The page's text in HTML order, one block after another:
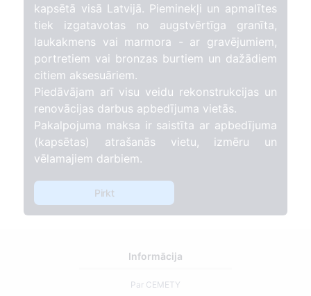
kapsētā visā Latvijā. Pieminekļi un apmalītes
tiek izgatavotas no augstvērtīga granīta,
laukakmens vai marmora - ar gravējumiem,
portretiem vai bronzas burtiem un dažādiem
citiem aksesuāriem.
Piedāvājam arī visu veidu rekonstrukcijas un
renovācijas darbus apbedījuma vietās.
Pakalpojuma maksa ir saistīta ar apbedījuma
(kapsētas) atrašanās vietu, izmēru un
vēlamajiem darbiem.
Pirkt
Informācija
Par CEMETY